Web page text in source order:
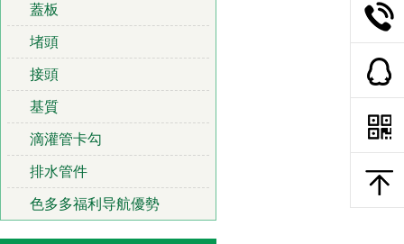
蓋板
堵頭
接頭
基質
滴灌管卡勾
排水管件
色多多福利导航優勢